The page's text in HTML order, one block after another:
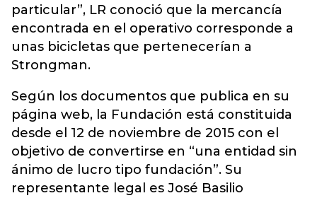
particular”, LR conoció que la mercancía
encontrada en el operativo corresponde a
unas bicicletas que pertenecerían a
Strongman.
Según los documentos que publica en su
página web, la Fundación está constituida
desde el 12 de noviembre de 2015 con el
objetivo de convertirse en “una entidad sin
ánimo de lucro tipo fundación”. Su
representante legal es José Basilio